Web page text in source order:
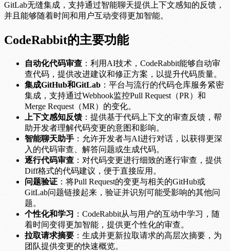
GitLab无缝集成，支持通过智能聊天提供上下文感知的反馈，
并且能够随着时间和用户互动变得更加智能。
CodeRabbit的主要功能
自动化代码审查 ：利用AI技术，CodeRabbit能够自动审
查代码，提供改进建议和修正方案，以提升代码质量。
集成GitHub和GitLab ：平台与流行的代码仓库服务紧密
集成，支持通过Webhook监控Pull Request（PR）和
Merge Request（MR）的变化。
上下文感知反馈：提供基于代码上下文的审查反馈，帮
助开发者理解代码变更的意图和影响。
智能聊天助手 ：允许开发者与AI进行对话，以获得更深
入的代码审查、解答问题或生成代码。
逐行代码审查 ：对代码变更进行细致的逐行审查，提供
Diff格式的代码建议，便于直接应用。
问题验证 ：将Pull Request的变更与相关的GitHub或
GitLab问题链接起来，验证并识别可能受影响的其他问
题。
个性化和学习 ：CodeRabbit从与用户的互动中学习，随
着时间变得更加智能，提供更个性化的审查。
拉取请求摘要 ：生成并更新拉取请求的高层次摘要，为
团队提供变更的快速概览。